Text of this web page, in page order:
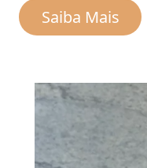
Saiba Mais